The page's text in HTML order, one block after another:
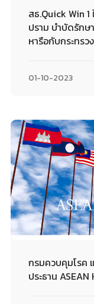
สธ.Quick Win
ปราม บำบัดรัก
หารือกับกระทร
01-10-2023
กรมควบคุมโรค
ประธาน